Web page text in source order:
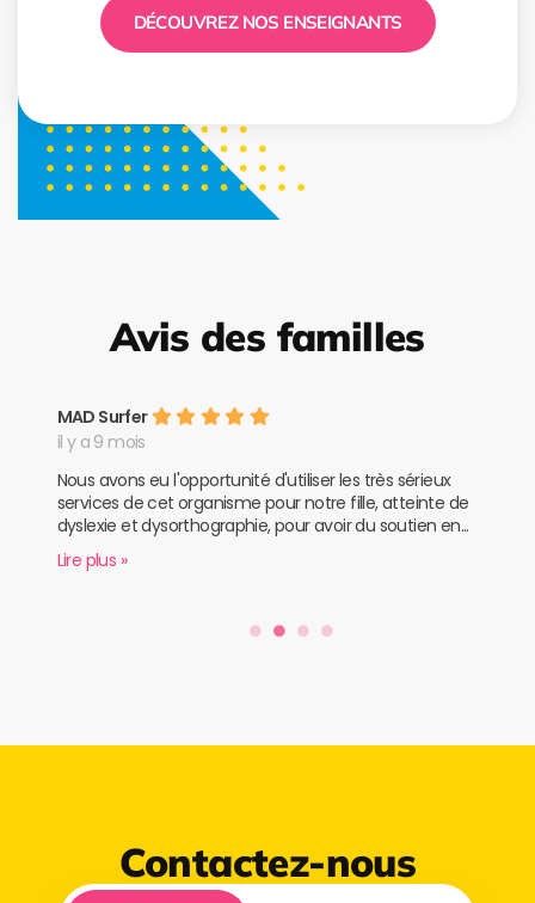
DÉCOUVREZ NOS ENSEIGNANTS
Avis des familles
MAD Surfer
il y a 9 mois
Nous avons eu l'opportunité d'utiliser les très sérieux
services de cet organisme pour notre fille, atteinte de
dyslexie et dysorthographie, pour avoir du soutien en...
Lire plus »
Contactez-nous